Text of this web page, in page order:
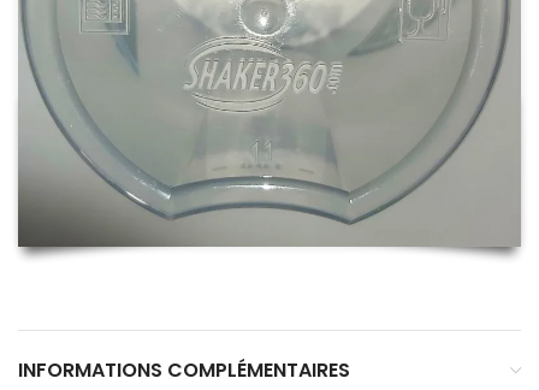
INFORMATIONS COMPLÉMENTAIRES